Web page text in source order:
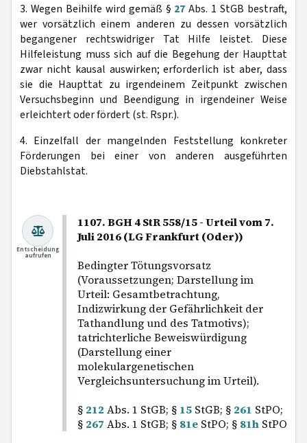
3. Wegen Beihilfe wird gemäß § 27 Abs. 1 StGB bestraft,
wer vorsätzlich einem anderen zu dessen vorsätzlich
begangener rechtswidriger Tat Hilfe leistet. Diese
Hilfeleistung muss sich auf die Begehung der Haupttat
zwar nicht kausal auswirken; erforderlich ist aber, dass
sie die Haupttat zu irgendeinem Zeitpunkt zwischen
Versuchsbeginn und Beendigung in irgendeiner Weise
erleichtert oder fördert (st. Rspr.).
4. Einzelfall der mangelnden Feststellung konkreter
Förderungen bei einer von anderen ausgeführten
Diebstahlstat.
1107. BGH 4 StR 558/15 - Urteil vom 7.
Juli 2016 (LG Frankfurt (Oder))
Bedingter Tötungsvorsatz
(Voraussetzungen; Darstellung im
Urteil: Gesamtbetrachtung,
Indizwirkung der Gefährlichkeit der
Tathandlung und des Tatmotivs);
tatrichterliche Beweiswürdigung
(Darstellung einer
molekulargenetischen
Vergleichsuntersuchung im Urteil).
§ 212 Abs. 1 StGB; § 15 StGB; § 261 StPO;
§ 267 Abs. 1 StGB; § 81e StPO; § 81h StPO
Entscheidung
aufrufen